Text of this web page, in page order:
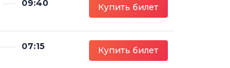
09:40 Купить билет
07:15 Купить билет